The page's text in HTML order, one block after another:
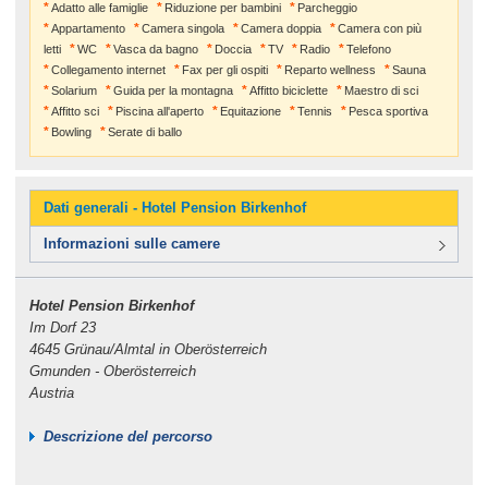
Adatto alle famiglie
Riduzione per bambini
Parcheggio
Appartamento
Camera singola Camera doppia
Camera con più
letti
WC Vasca da bagno Doccia TV Radio
Telefono
Collegamento internet
Fax per gli ospiti Reparto wellness
Sauna
Solarium
Guida per la montagna Affitto biciclette
Maestro di sci
Affitto sci
Piscina all'aperto Equitazione Tennis
Pesca sportiva
Bowling
Serate di ballo
Dati generali - Hotel Pension Birkenhof
Informazioni sulle camere
Hotel Pension Birkenhof
Im Dorf 23
4645 Grünau/Almtal in Oberösterreich
Gmunden - Oberösterreich
Austria
Descrizione del percorso